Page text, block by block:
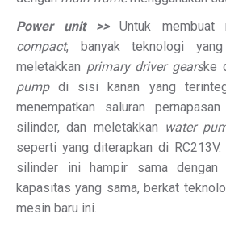
Power unit >>Untuk membuat
compact, banyak teknologi
meletakkan primary driver gearske
pumpdi sisi kanan yang
menempatkan saluran
silinder, dan meletakkan water
seperti yang diterapkan di
silinder ini hampir sama
kapasitas yang sama, berkat
mesin baru ini.